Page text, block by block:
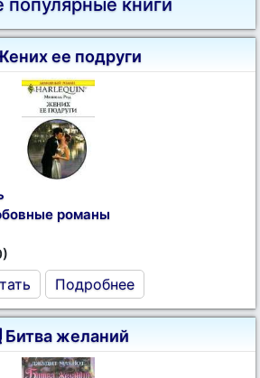
книги
ее подруги
романы
Подробнее
Битва желаний